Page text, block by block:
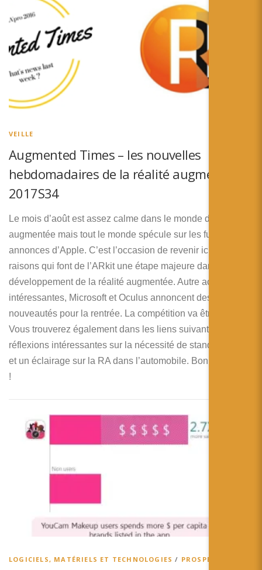
VEILLE
Augmented Times – les nouvelles
hebdomadaires de la réalité augmentée –
2017S34
Le mois d’août est assez calme dans le monde de la réalité
augmentée mais tout le monde spécule sur les futures
annonces d’Apple. C’est l’occasion de revenir ici sur les
raisons qui font de l’ARkit une étape majeure dans le
développement de la réalité augmentée. Autre actualités
intéressantes, Microsoft et Oculus annoncent des
nouveautés pour la rentrée. La compétition va être rude !
Vous trouverez également dans les liens suivant des
réflexions intéressantes sur la nécessité de standardisation
et un éclairage sur la RA dans l’automobile. Bonne lecture
!
LOGICIELS, MATÉRIELS ET TECHNOLOGIES / PROSPECTIVES